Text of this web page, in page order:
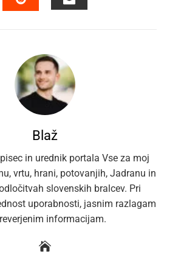
Blaž
in urednik portala Vse za moj
vrtu, hrani, potovanjih, Jadranu in
slovenskih bralcev. Pri
uporabnosti, jasnim razlagam
informacijam.